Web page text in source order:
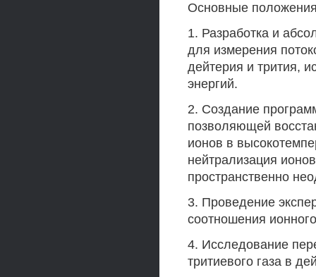
Основные
1. Разработка и
для измерения
дейтерия и трития,
энергий.
2. Создание
позволяющей
ионов в
нейтрализация
пространственно
3. Проведение
соотношения
4. Исследование
тритиевого газа в